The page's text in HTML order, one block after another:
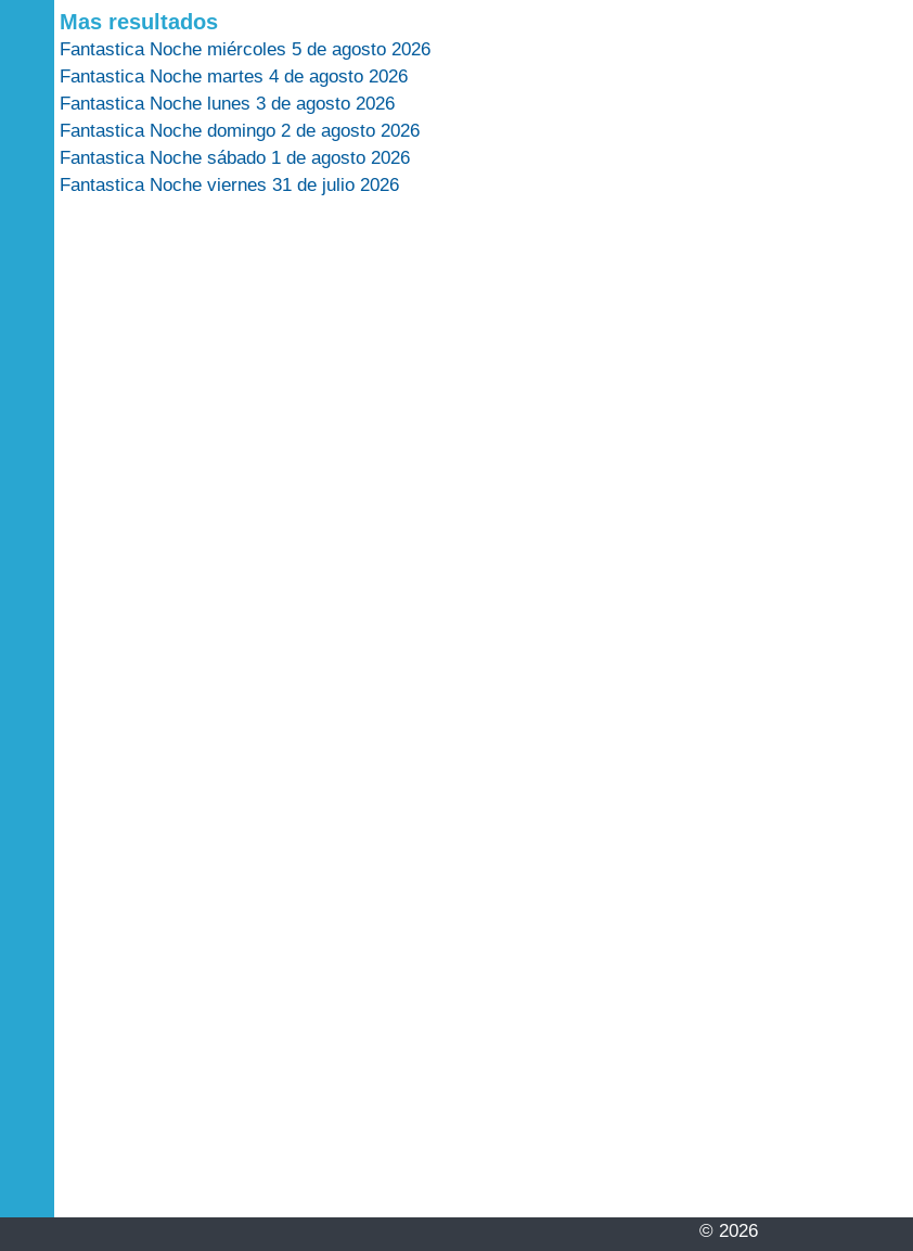
Mas resultados
Fantastica Noche miércoles 5 de agosto 2026
Fantastica Noche martes 4 de agosto 2026
Fantastica Noche lunes 3 de agosto 2026
Fantastica Noche domingo 2 de agosto 2026
Fantastica Noche sábado 1 de agosto 2026
Fantastica Noche viernes 31 de julio 2026
© 2026